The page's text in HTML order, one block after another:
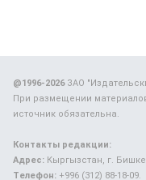
@1996-2026ЗАО
При размещении
источник обязательна.
Контакты редакции:
Адрес: Кыргызстан, г.
Телефон: +996 (312) 88-18-09.